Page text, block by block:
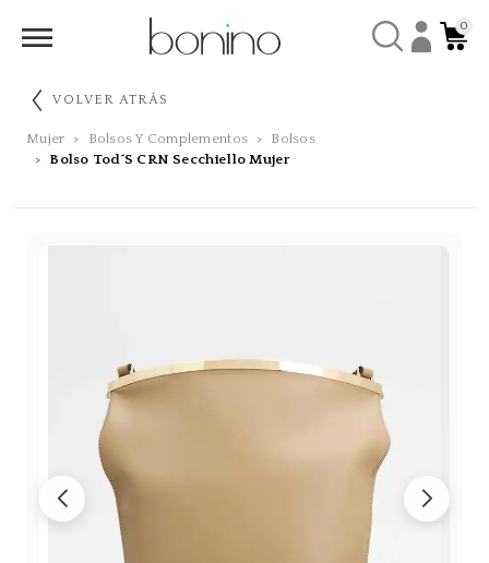
0
VOLVER ATRÁS
Mujer Bolsos Y Complementos
Bolsos
Bolso Tod´s CRN Secchiello Mujer